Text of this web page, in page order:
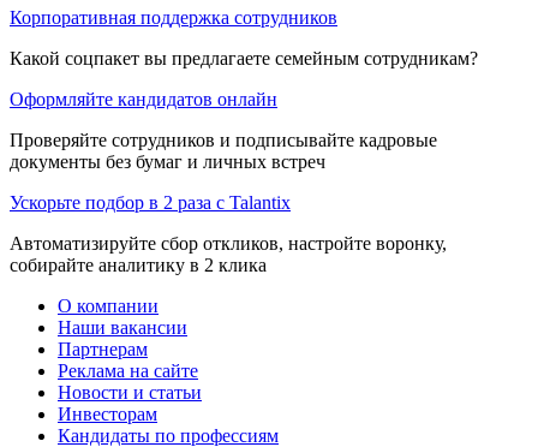
Корпоративная поддержка сотрудников
Какой соцпакет вы предлагаете семейным сотрудникам?
Оформляйте кандидатов онлайн
Проверяйте сотрудников и подписывайте кадровые
документы без бумаг и личных встреч
Ускорьте подбор в 2 раза с Talantix
Автоматизируйте сбор откликов, настройте воронку,
собирайте аналитику в 2 клика
О компании
Наши вакансии
Партнерам
Реклама на сайте
Новости и статьи
Инвесторам
Кандидаты по профессиям